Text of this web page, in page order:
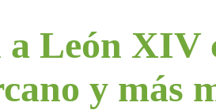
a León XIV
y más